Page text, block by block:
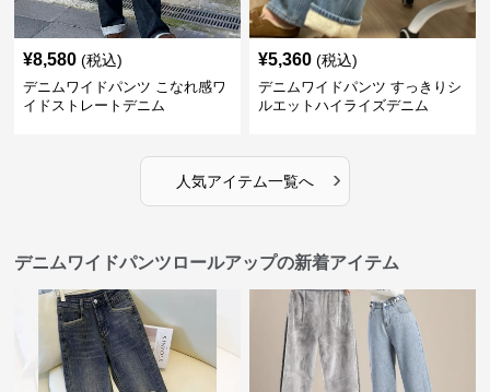
¥8,580 (税込)
デニムワイドパンツ こなれ感ワ
イドストレートデニム
¥5,360 (税込)
デニムワイドパンツ すっきりシ
ルエットハイライズデニム
人気アイテム一覧へ ›
デニムワイドパンツロールアップの新着アイテム